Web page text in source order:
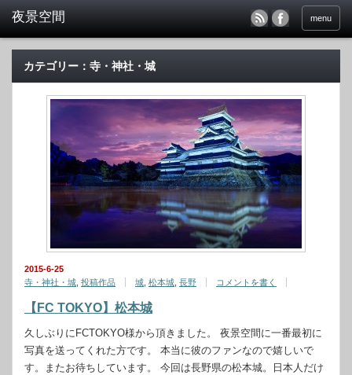
menu
カテゴリー：寺・神社・城
2015-6-25
寺・神社・城 投稿作品 城 松本城 長野 コメントを書く
【FC TOKYO】松本城
久しぶりにFCTOKYO様から頂きました。 夜景空間に一番最初に
写真を送ってくれた方です。 本当に彼のファンなので嬉しいで
す。またお待ちしています。 今回は長野県の松本城。日本人だけ